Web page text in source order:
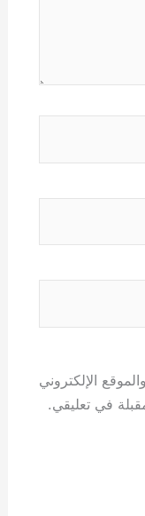
الإلكتروني
في تعليقي.